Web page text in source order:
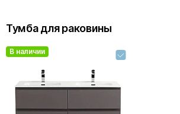
Тумба для раковины
В наличии